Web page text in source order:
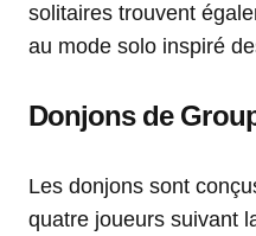
solitaires trouvent
au mode solo inspiré
Donjons de
Les donjons sont
quatre joueurs suivant